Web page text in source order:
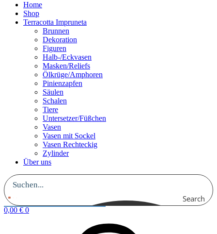
Home
Shop
Terracotta Impruneta
Brunnen
Dekoration
Figuren
Halb-/Eckvasen
Masken/Reliefs
Ölkrüge/Amphoren
Pinienzapfen
Säulen
Schalen
Tiere
Untersetzer/Füßchen
Vasen
Vasen mit Sockel
Vasen Rechteckig
Zylinder
Über uns
Search
0,00 € 0